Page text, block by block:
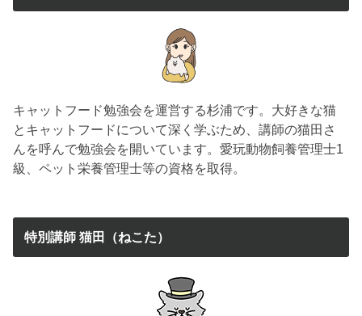
キャットフード勉強会を運営する杉浦です。大好きな猫
とキャットフードについて深く学ぶため、講師の猫田さ
んを呼んで勉強会を開いています。愛玩動物飼養管理士1
級、ペット栄養管理士等の資格を取得。
特別講師 猫田（ねこた）